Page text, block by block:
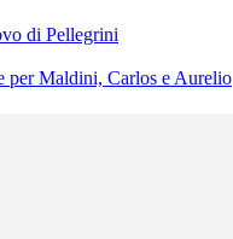
di Pellegrini
per Maldini, Carlos e Aurelio